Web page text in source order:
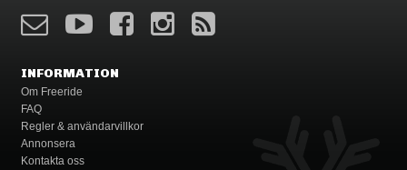
INFORMATION
Om Freeride
FAQ
Regler & användarvillkor
Annonsera
Kontakta oss